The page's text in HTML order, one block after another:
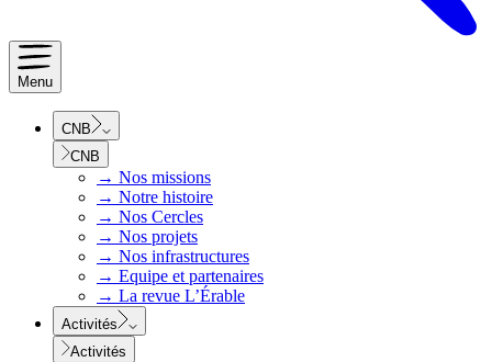
Menu
CNB
CNB
→ Nos missions
→ Notre histoire
→ Nos Cercles
→ Nos projets
→ Nos infrastructures
→ Equipe et partenaires
→ La revue L’Érable
Activités
Activités